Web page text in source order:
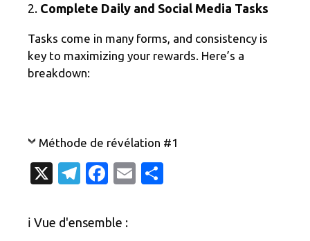
2. Complete Daily and Social Media Tasks
Tasks come in many forms, and consistency is
key to maximizing your rewards. Here’s a
breakdown:
Méthode de révélation #1
X
T
e
Fa
e
E
ℹ️ Vue d'ensemble :